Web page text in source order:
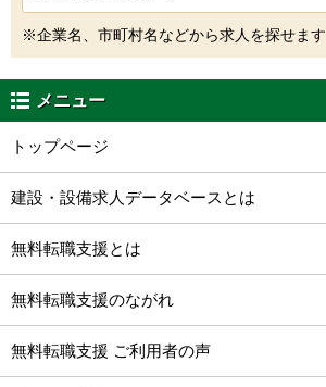
※企業名、市町村名などから求人を探せます
メニュー
トップページ
建設・設備求人データベースとは
無料転職支援とは
無料転職支援のながれ
無料転職支援 ご利用者の声